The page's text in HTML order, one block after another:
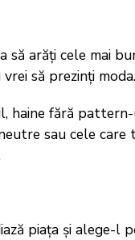
să arăți cele mai
să prezinți
haine fără
sau cele
piața și alege-l